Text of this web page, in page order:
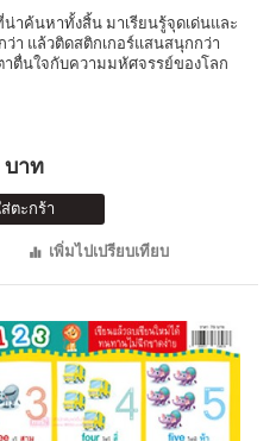
าค้นหาทั้งสิ้น มาเรียนรู้จุดเด่นและ
า แล้วติดสติกเกอร์แสนสนุกกว่า
าตื่นใจกับความมหัศจรรย์ของโลก
บาท
ตะกร้า
เพิ่มไปเปรียบเทียบ